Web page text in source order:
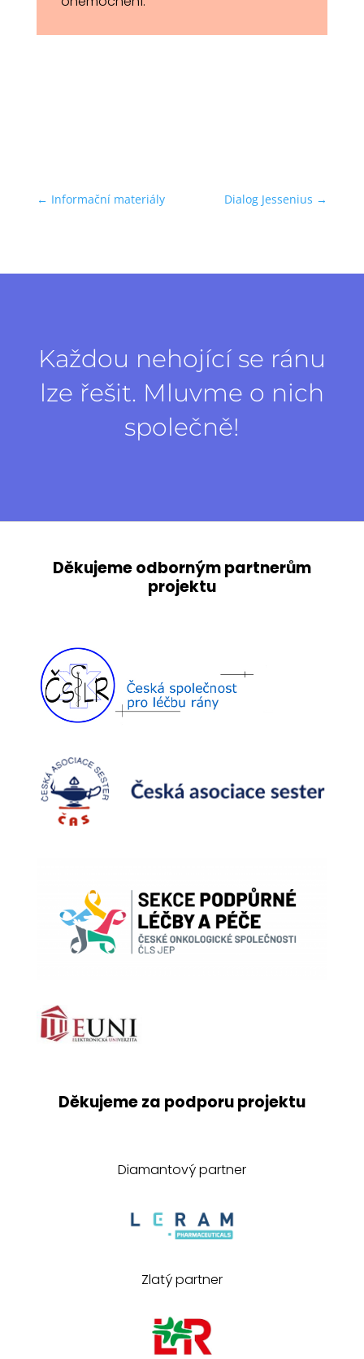
← Informační materiály Dialog Jessenius →
Každou nehojící se ránu
lze řešit. Mluvme o nich
společně!
Děkujeme odborným partnerům
projektu
Děkujeme za podporu projektu
Diamantový partner
Zlatý partner